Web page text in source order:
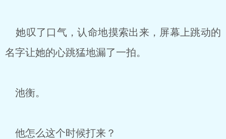
她叹了口气，认命地摸索出来，屏幕上跳动的
名字让她的心跳猛地漏了一拍。
池衡。
他怎么这个时候打来？